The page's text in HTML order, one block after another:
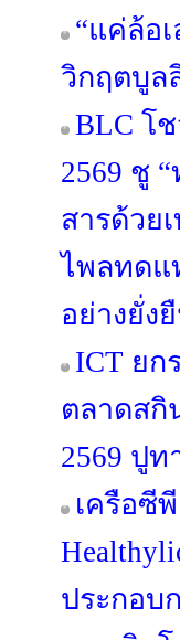
“แค่ล้อ
วิกฤตบูล
BLC โ
2569 ชู
สารด้วย
ไพลทดแ
อย่างยั่ง
ICT ยก
ตลาดสกิ
2569 ปูท
เครือซี
ประกอบ